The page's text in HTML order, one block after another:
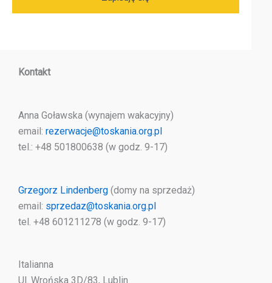
Kontakt
Anna Goławska (wynajem wakacyjny)
email: rezerwacje@toskania.org.pl
tel.: +48 501800638 (w godz. 9-17)
Grzegorz Lindenberg (domy na sprzedaż)
email: sprzedaz@toskania.org.pl
tel. +48 601211278 (w godz. 9-17)
Italianna
Ul. Wrońska 3D/83, Lublin